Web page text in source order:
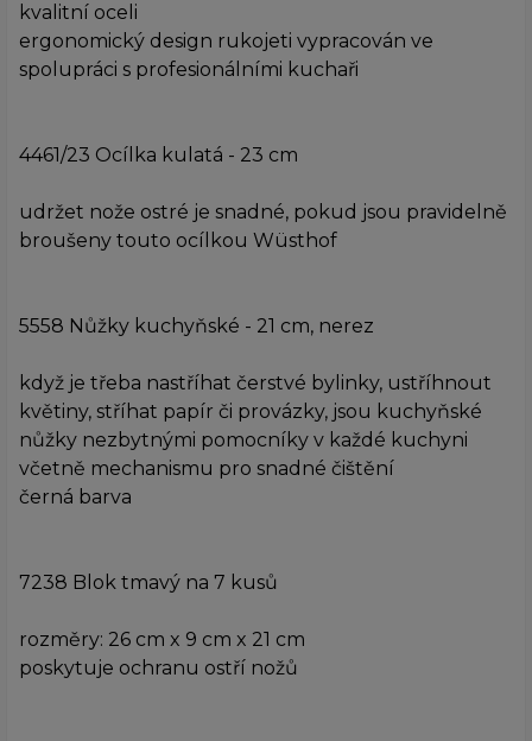
kvalitní oceli
ergonomický design rukojeti vypracován ve
spolupráci s profesionálními kuchaři
4461/23 Ocílka kulatá - 23 cm
udržet nože ostré je snadné, pokud jsou pravidelně
broušeny touto ocílkou Wüsthof
5558 Nůžky kuchyňské - 21 cm, nerez
když je třeba nastříhat čerstvé bylinky, ustříhnout
květiny, stříhat papír či provázky, jsou kuchyňské
nůžky nezbytnými pomocníky v každé kuchyni
včetně mechanismu pro snadné čištění
černá barva
7238 Blok tmavý na 7 kusů
rozměry: 26 cm x 9 cm x 21 cm
poskytuje ochranu ostří nožů